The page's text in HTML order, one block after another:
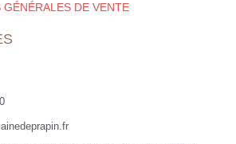
DE VENTE